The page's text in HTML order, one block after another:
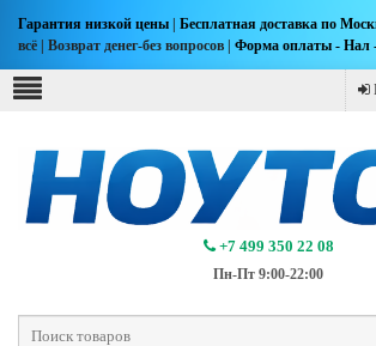
Гарантия низкой цены Бесплатная доставка по
всё | Возврат денег-без вопросов | Форма оплаты - Нал
+7 499 350 22 08
Пн-Пт 9:00-22:00